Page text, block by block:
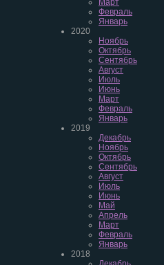
Март
Февраль
Январь
2020
Ноябрь
Октябрь
Сентябрь
Август
Июль
Июнь
Март
Февраль
Январь
2019
Декабрь
Ноябрь
Октябрь
Сентябрь
Август
Июль
Июнь
Май
Апрель
Март
Февраль
Январь
2018